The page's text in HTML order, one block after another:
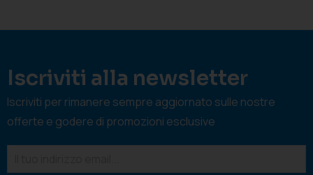
Iscriviti alla newsletter
Iscriviti per rimanere sempre aggiornato sulle nostre
offerte e godere di promozioni esclusive